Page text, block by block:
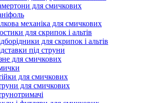
для смичкових
механіка для смичкових
для скрипок і альтів
для скрипок і альтів
під струни
для смичкових
для смичкових
для смичкових